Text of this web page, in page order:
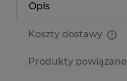
Opis
Koszty dostawy
Produkty powiązane